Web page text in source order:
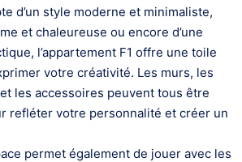
d’un style moderne et minimaliste,
et chaleureuse ou encore d’une
l’appartement F1 offre une toile
votre créativité. Les murs, les
les accessoires peuvent tous être
refléter votre personnalité et créer un
permet également de jouer avec les